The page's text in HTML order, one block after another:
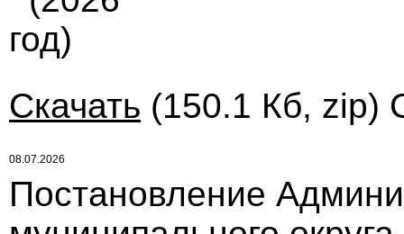
год)
Скачать (150.1 Кб, zip)
08.07.2026
Постановление